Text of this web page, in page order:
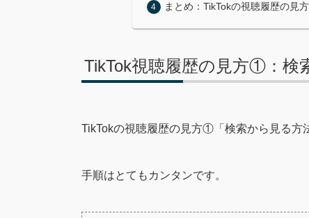
まとめ：TikTokの視聴履歴の見
TikTok視聴履歴の見方①：検
TikTokの視聴履歴の見方①「検索から見る方
手順はとてもカンタンです。